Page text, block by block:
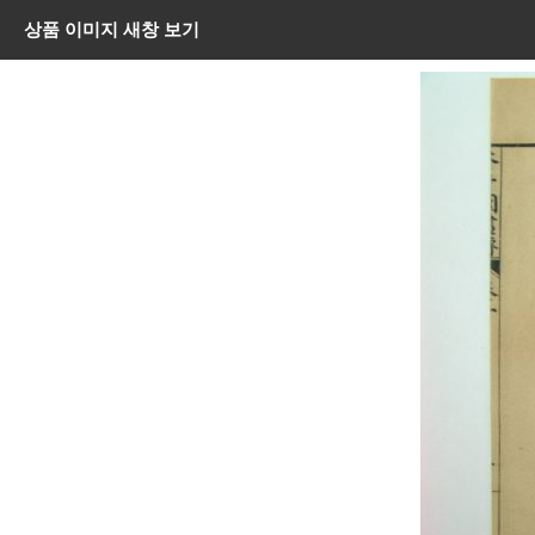
상품 이미지 새창 보기